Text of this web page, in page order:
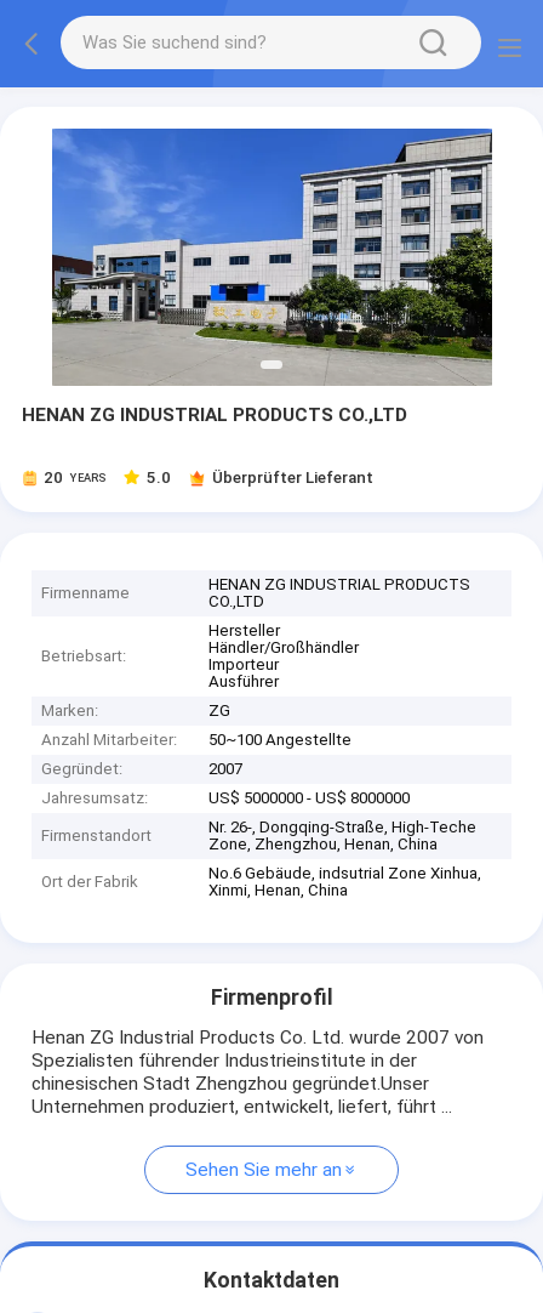
HENAN ZG INDUSTRIAL PRODUCTS CO.,LTD
20 YEARS 5.0 Überprüfter Lieferant
Firmenname
HENAN ZG INDUSTRIAL PRODUCTS
CO.,LTD
Betriebsart:
Hersteller
Händler/Großhändler
Importeur
Ausführer
Marken:
ZG
Anzahl Mitarbeiter:
50~100 Angestellte
Gegründet:
2007
Jahresumsatz:
US$ 5000000 - US$ 8000000
Firmenstandort
Nr. 26-, Dongqing-Straße, High-Teche
Zone, Zhengzhou, Henan, China
Ort der Fabrik
No.6 Gebäude, indsutrial Zone Xinhua,
Xinmi, Henan, China
Firmenprofil
Henan ZG Industrial Products Co. Ltd. wurde 2007 von
Spezialisten führender Industrieinstitute in der
chinesischen Stadt Zhengzhou gegründet.Unser
Unternehmen produziert, entwickelt, liefert, führt ...
Sehen Sie mehr an
Kontaktdaten